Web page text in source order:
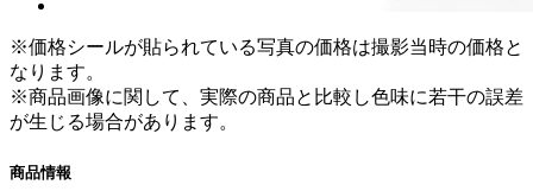
※価格シールが貼られている写真の価格は撮影当時の価格と
なります。
※商品画像に関して、実際の商品と比較し色味に若干の誤差
が生じる場合があります。
商品情報